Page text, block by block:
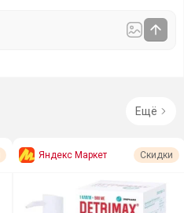
Ещё
Яндекс Маркет Скидки